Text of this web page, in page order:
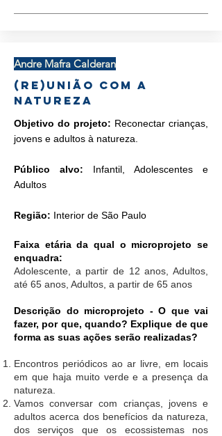
Andre Mafra Calderan
(RE)união com a
Natureza
Objetivo do projeto: Reconectar crianças,
jovens e adultos à natureza.
Público alvo: Infantil, Adolescentes e
Adultos
Região: Interior de São Paulo
Faixa etária da qual o microprojeto se
enquadra:
Adolescente, a partir de 12 anos, Adultos,
até 65 anos, Adultos, a partir de 65 anos
Descrição do microprojeto - O que vai
fazer, por que, quando? Explique de que
forma as suas ações serão realizadas?
Encontros periódicos ao ar livre, em locais
em que haja muito verde e a presença da
natureza.
Vamos conversar com crianças, jovens e
adultos acerca dos benefícios da natureza,
dos serviços que os ecossistemas nos